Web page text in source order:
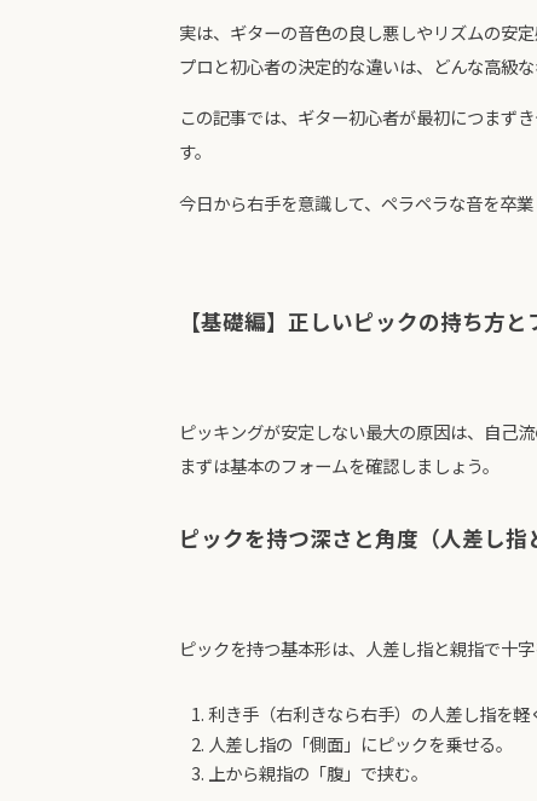
実は、ギターの音色の良し悪しやリズムの安定
プロと初心者の決定的な違いは、どんな高級
この記事では、ギター初心者が最初につまず
す。
今日から右手を意識して、ペラペラな音を卒業
【基礎編】正しいピックの持ち方と
ピッキングが安定しない最大の原因は、自己
まずは基本のフォームを確認しましょう。
ピックを持つ深さと角度（人差し指
ピックを持つ基本形は、人差し指と親指で十字
利き手（右利きなら右手）の人差し指を軽
人差し指の「側面」にピックを乗せる。
上から親指の「腹」で挟む。